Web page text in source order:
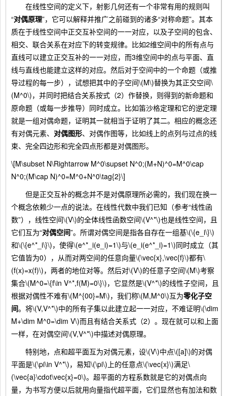
在线性空间的定义下，射影几何还有一个非常有用的规则叫
“对偶原理”，它可以解释并推广之前碰到的诸多“对称命题”。其本
质在于线性空间中正交互补空间的一一对应，以及子空间的包含、
相交、联合关系在对应下的转变规律。比如2维空间中的所有点与
直线可以建立正交互补的一一对应，而3维空间中的点与平面、直
线与直线也能建立这样的对应。然后对于空间中的一个命题（或推
导过程的每一步），试想把其中的子空间\(M\)替换为其正交空间\
(M^0\)，并同时把结合关系按式（2）作替换，则得到的新命题和
原命题（或每一步推导）同时成立。比如笛沙格定理和它的逆定理
就是一组对偶命题，证明其一就相当于证明了其二。相应的概念还
有对偶元素、 对偶图形、对偶作图等，比如线上的点列与过点的线
束、完全四边形和完全四点形都是对偶图形。
\[M\subset N\Rightarrow M^0\supset N^0;(M+N)^0=M^0\cap
N^0;(M\cap N)^0=M^0+N^0\tag{2}\]
但是正交互补的概念并不是对偶原理所必需的，我们现在换一
个概念依赖少一点的说法。在线性代数中我们已知（参考“线性函
数”），线性空间\(V\)的全体线性函数空间\(V^*\)也是线性空间，且
它们互为“对偶空间”。所谓对偶空间是指各自存在一组基\(\{e_i\}\)
和\(\{e^*_i\}\)，使得\(e^*_i(e_i)=1\)与\(e_i(e^*_i)=1\)同时成立（其
它值皆为0），从而对两空间的任意向量\(\vec{x},\vec{f}\)都有\
(f(x)=x(f)\)，两者的地位对等。然后对\(V\)的任意子空间\(M\)考察
集合\(M^0=\{f\in V^*,f(M)=0\}\)，它显然是\(V^*\)的线性子空间，且
根据对偶性不难有\(M^{00}=M\)，我们称\(M,M^0\)互为零化子空
间。将\(V,V^*\)中的所有子集以此建立起一一对应，不难证明\(\dim
M+\dim M^0=\dim V\)而且有结合关系式（2）。现在就可以和上面
一样，在对偶空间\(V,V^*\)中描述对偶原理。
特别地，点和超平面互为对偶元素，设\(V\)中点\([a]\)的对偶
平面是\(\pi\in V^*\)，易知\(\pi\)上的任意点\(\vec{x}\)满足\
(\vec{a}\cdot\vec{x}=0\)。超平面的方程系数就是它的对偶点向
量，为书写方便以后就用向量指代超平面，它们显然也有加法和数